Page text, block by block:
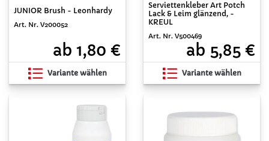
JUNIOR Brush - Leonhardy
Art. Nr. V200052
ab 1,80 €
Variante wählen
Serviettenkleber Art Potch
Lack & Leim glänzend, -
KREUL
Art. Nr. V500469
ab 5,85 €
Variante wählen